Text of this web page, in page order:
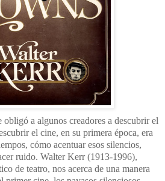
a algunos creadores a descubrir el
el cine, en su primera época, era
cómo acentuar esos silencios,
ruido. Walter Kerr (1913-1996),
de teatro, nos acerca de una manera